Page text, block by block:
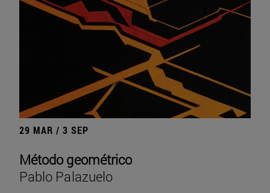
29 MAR / 3 SEP
Método geométrico
Pablo Palazuelo